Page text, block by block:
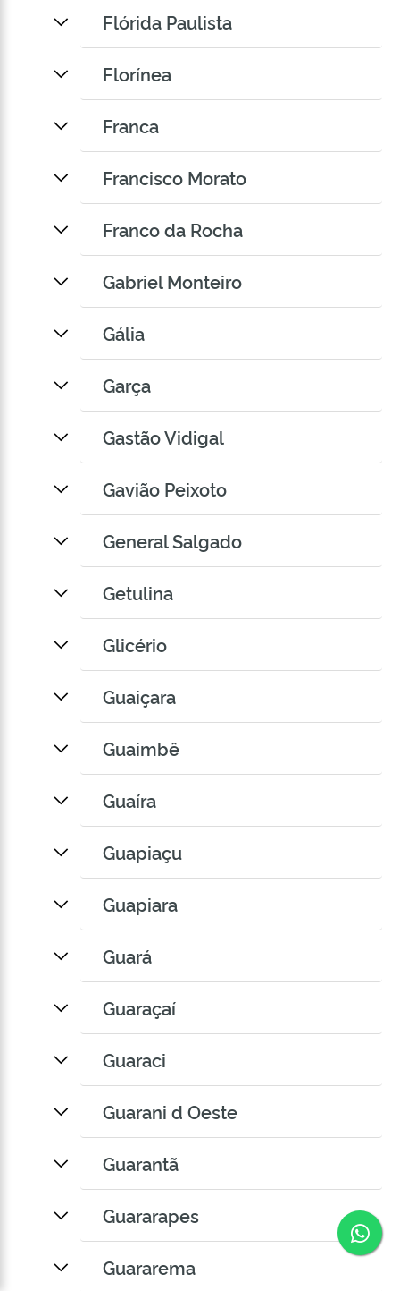
Flórida Paulista
Florínea
Franca
Francisco Morato
Franco da Rocha
Gabriel Monteiro
Gália
Garça
Gastão Vidigal
Gavião Peixoto
General Salgado
Getulina
Glicério
Guaiçara
Guaimbê
Guaíra
Guapiaçu
Guapiara
Guará
Guaraçaí
Guaraci
Guarani d Oeste
Guarantã
Guararapes
Guararema